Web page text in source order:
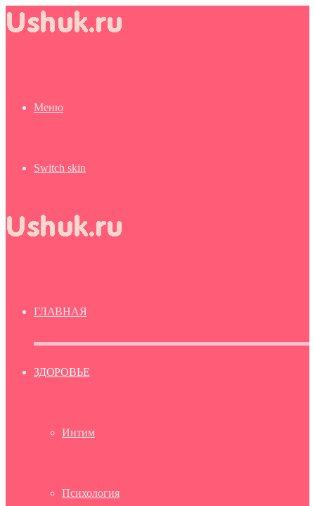
Меню
Switch skin
ГЛАВНАЯ
ЗДОРОВЬЕ
Интим
Психология